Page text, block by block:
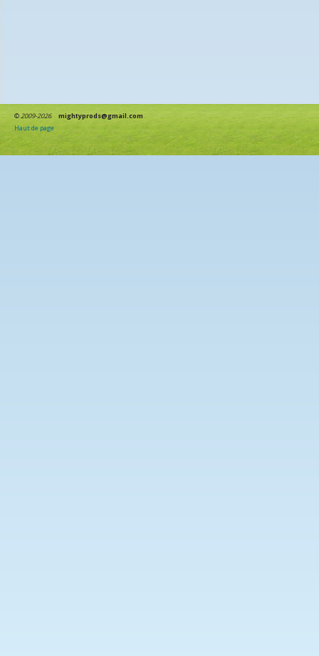
©2009-2026
mightyprods@gmail.com
Haut de page